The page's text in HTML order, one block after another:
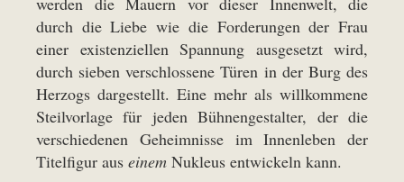
durch die Liebe wie die Forderungen der Frau
einer existenziellen Spannung ausgesetzt wird,
durch sieben verschlossene Türen in der Burg des
Herzogs dargestellt. Eine mehr als willkommene
Steilvorlage für jeden Bühnengestalter, der die
verschiedenen Geheimnisse im Innenleben der
Titelfigur aus einem Nukleus entwickeln kann.